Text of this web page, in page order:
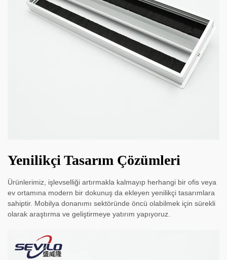
Yenilikçi Tasarım Çözümleri
Ürünlerimiz, işlevselliği artırmakla kalmayıp herhangi bir ofis veya
ev ortamına modern bir dokunuş da ekleyen yenilikçi tasarımlara
sahiptir. Mobilya donanımı sektöründe öncü olabilmek için sürekli
olarak araştırma ve geliştirmeye yatırım yapıyoruz.